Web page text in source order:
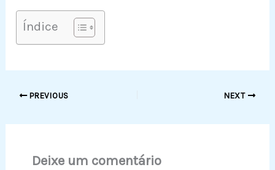
Índice
PREVIOUS NEXT
Deixe um comentário